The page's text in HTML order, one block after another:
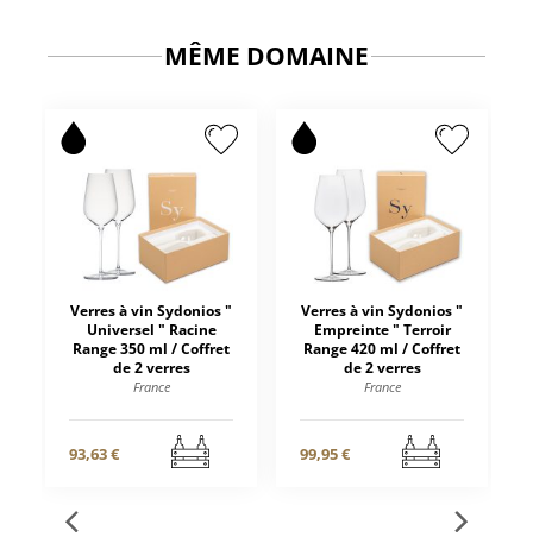
MÊME DOMAINE
Verres à vin Sydonios "
Universel " Racine
Range 350 ml / Coffret
de 2 verres
France
93,63 €
Verres à vin Sydonios "
Empreinte " Terroir
Range 420 ml / Coffret
de 2 verres
France
99,95 €